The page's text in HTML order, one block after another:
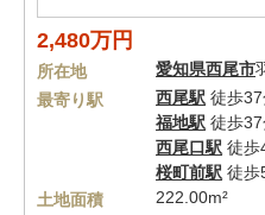
2,480万円
所在地 愛知県西尾市
最寄り駅
西尾駅 徒歩
福地駅 徒歩
西尾口駅 徒歩
桜町前駅 徒歩
土地面積
222.00m²